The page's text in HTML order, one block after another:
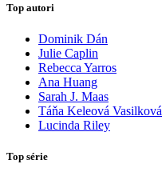
Top autori
Dominik Dán
Julie Caplin
Rebecca Yarros
Ana Huang
Sarah J. Maas
Táňa Keleová Vasilková
Lucinda Riley
Top série